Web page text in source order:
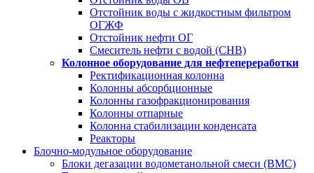
Отстойник воды с жидкостным фильтром
ОГЖФ
Отстойник нефти ОГ
Смеситель нефти с водой (СНВ)
Колонное оборудование для нефтепереработки
Ректификационная колонна
Колонны абсорбционные
Колонны газофракционирования
Колонны отпарные
Колонна стабилизации конденсата
Реакторы
Блочно-модульное оборудование
Блоки дегазации водометанольной смеси (BMC)